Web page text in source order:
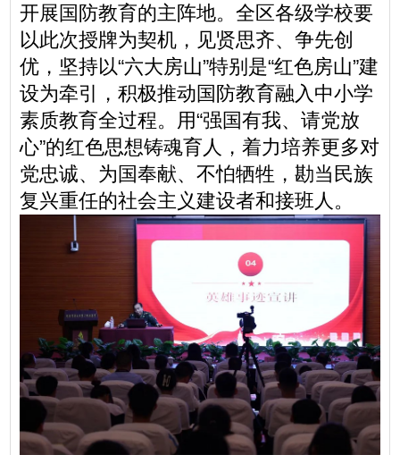
开展国防教育的主阵地。全区各级学校要
以此次授牌为契机，见贤思齐、争先创
优，坚持以“六大房山”特别是“红色房山”建
设为牵引，积极推动国防教育融入中小学
素质教育全过程。用“强国有我、请党放
心”的红色思想铸魂育人，着力培养更多对
党忠诚、为国奉献、不怕牺牲，勘当民族
复兴重任的社会主义建设者和接班人。